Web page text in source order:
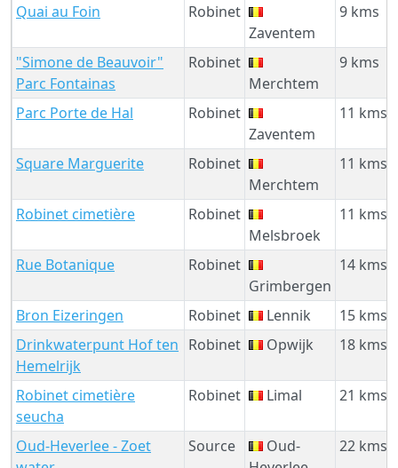
Quai au Foin
Robinet
Zaventem
9 kms
"Simone de Beauvoir"
Parc Fontainas
Robinet
Merchtem
9 kms
Parc Porte de Hal
Robinet
Zaventem
11 kms
Square Marguerite
Robinet
Merchtem
11 kms
Robinet cimetière
Robinet
Melsbroek
11 kms
Rue Botanique
Robinet
Grimbergen
14 kms
Bron Eizeringen Robinet Lennik
15 kms
Drinkwaterpunt Hof ten
Hemelrijk
Robinet Opwijk 18 kms
Robinet cimetière
seucha
Robinet Limal 21 kms
Oud-Heverlee - Zoet
Source
Oud-
22 kms